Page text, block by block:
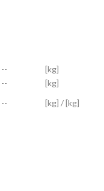
--
[kg]
--
[kg]
-- [kg] / [kg]